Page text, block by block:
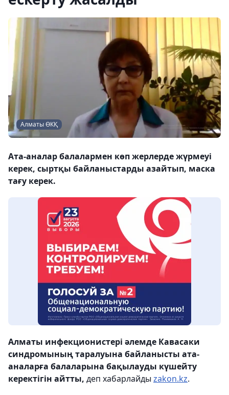
Алматы ӨКҚ
Ата-аналар балалармен көп жерлерде жүрмеуі
керек, сыртқы байланыстарды азайтып, маска
тағу керек.
Алматы инфекционистері әлемде Кавасаки
синдромының таралуына байланысты ата-
аналарға балаларына бақылауды күшейту
керектігін айтты, деп хабарлайды zakon.kz.